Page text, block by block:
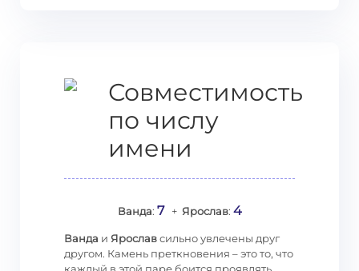
Совместимость
по числу
имени
Ванда: 7+ Ярослав: 4
Ванда и Ярославсильно увлечены друг
другом. Камень преткновения – это то, что